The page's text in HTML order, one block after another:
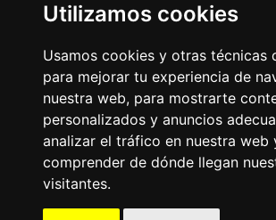
Utilizamos cookies
Usamos cookies y otras técnicas
para mejorar tu experiencia de
nuestra web, para mostrarte
personalizados y anuncios
analizar el tráfico en nuestra web
comprender de dónde llegan
visitantes.